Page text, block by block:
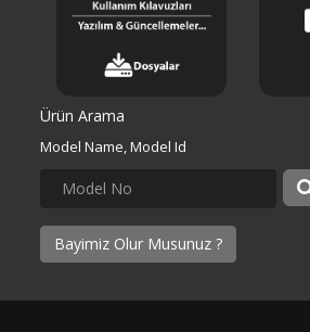
Ürün Arama
Model Name, Model Id
Bayimiz Olur Musunuz ?